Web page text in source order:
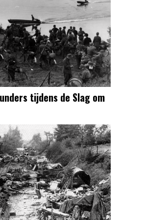
tijdens de Slag om